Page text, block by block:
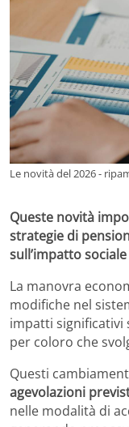
Le novità del 2026 -
Queste novità
strategie di
sull’impatto
La manovra
modifiche nel
impatti
per coloro che
Questi
agevolazioni
nelle modalità di